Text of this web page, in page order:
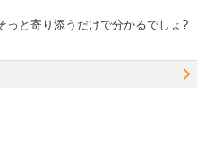
っと寄り添うだけで分かるでしょ?